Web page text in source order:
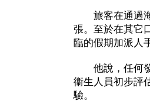
旅客在通過海
張。至於在其它
臨的假期加派人
他說，任何發
衞生人員初步評
驗。